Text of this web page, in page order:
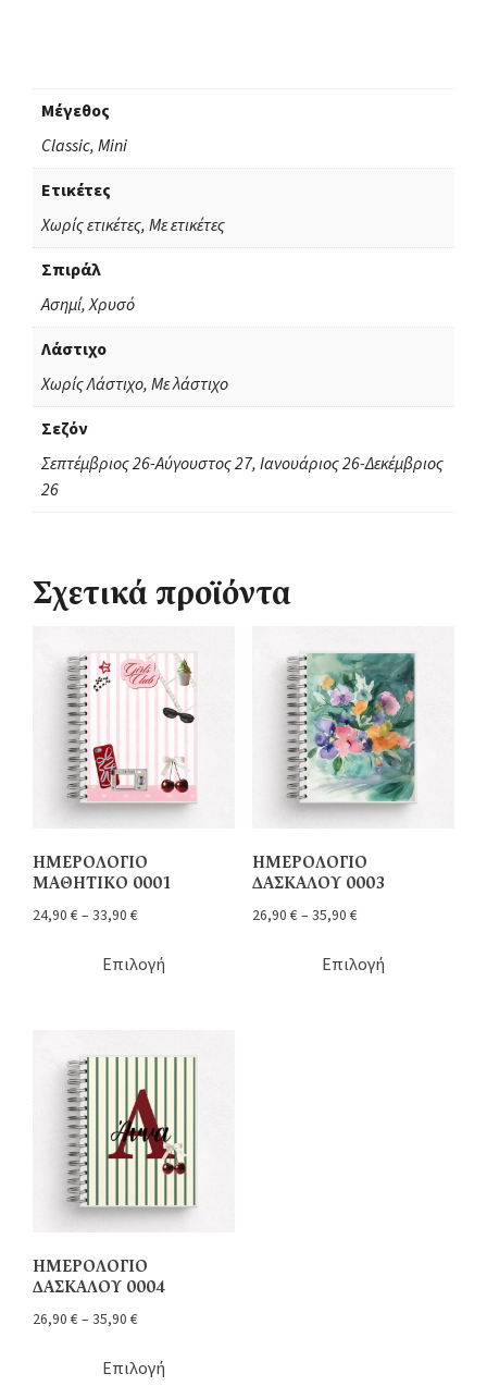
Μέγεθος
Classic, Mini
Ετικέτες
Χωρίς ετικέτες, Με ετικέτες
Σπιράλ
Ασημί, Χρυσό
Λάστιχο
Χωρίς Λάστιχο, Με λάστιχο
Σεζόν
Σεπτέμβριος 26-Αύγουστος 27, Ιανουάριος 26-Δεκέμβριος
26
Σχετικά προϊόντα
ΗΜΕΡΟΛΟΓΙΟ
ΜΑΘΗΤΙΚΟ 0001
24,90 € – 33,90 €
Επιλογή
ΗΜΕΡΟΛΟΓΙΟ
ΔΑΣΚΑΛΟΥ 0003
26,90 € – 35,90 €
Επιλογή
ΗΜΕΡΟΛΟΓΙΟ
ΔΑΣΚΑΛΟΥ 0004
26,90 € – 35,90 €
Επιλογή